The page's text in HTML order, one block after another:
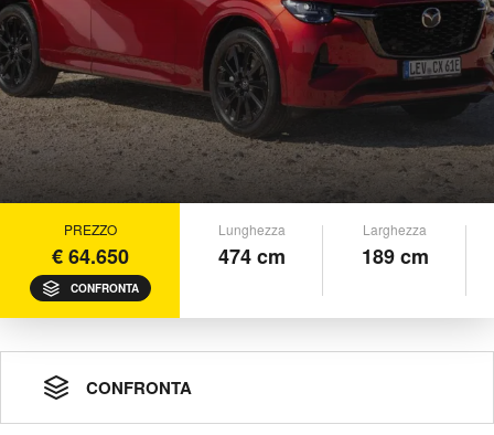
PREZZO
€ 64.650
CONFRONTA
Lunghezza
474 cm
Larghezza
189 cm
CONFRONTA